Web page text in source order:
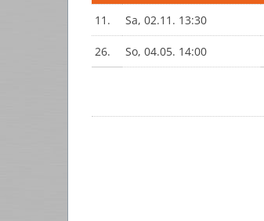
11. Sa, 02.11. 13:30
26. So, 04.05. 14:00